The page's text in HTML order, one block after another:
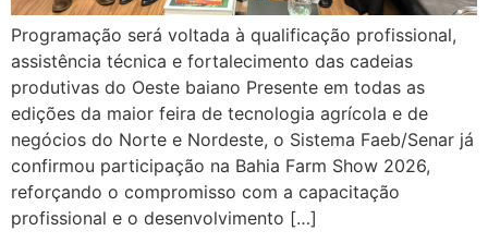
Programação será voltada à qualificação profissional,
assistência técnica e fortalecimento das cadeias
produtivas do Oeste baiano Presente em todas as
edições da maior feira de tecnologia agrícola e de
negócios do Norte e Nordeste, o Sistema Faeb/Senar já
confirmou participação na Bahia Farm Show 2026,
reforçando o compromisso com a capacitação
profissional e o desenvolvimento […]